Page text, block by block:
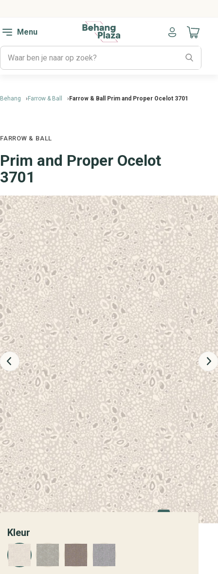
Menu
Naar
Behang Farrow & Ball Farrow & Ball Prim and Proper Ocelot 3701
FARROW & BALL
Prim and Proper Ocelot
3701
Kleur